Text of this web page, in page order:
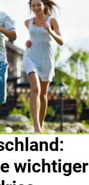
wichtiger